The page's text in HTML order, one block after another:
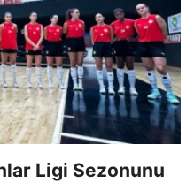
Ligi Sezonunu